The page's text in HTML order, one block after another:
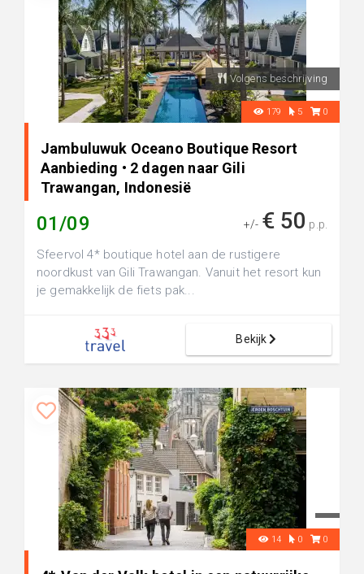
Volgens beschrijving
179 5 0
Jambuluwuk Oceano Boutique Resort
Aanbieding • 2 dagen naar Gili
Trawangan, Indonesië
01/09 +/- € 50 p.p.
Sfeervol 4* boutique hotel aan de rustigere
noordkust van Gili Trawangan. Vanuit het resort kun
je gemakkelijk de fiets pak...
Bekijk
14 0 0